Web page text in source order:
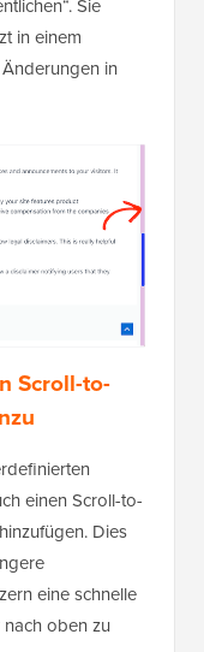
Sie
in einem
in
Scroll-to-
einen Scroll-to-
Dies
eine schnelle
oben zu